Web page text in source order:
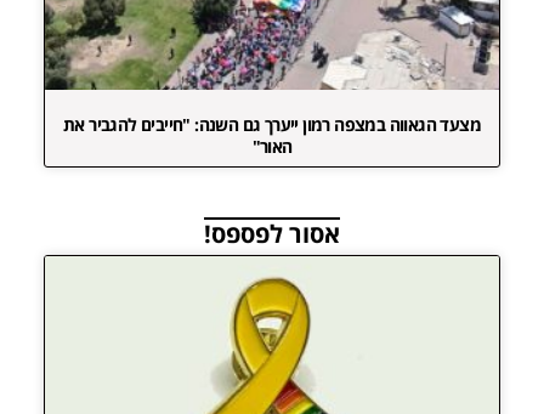
מצעד הגאווה במצפה רמון ייערך גם השנה: "חייבים להגביר את
האור"
אסור לפספס!